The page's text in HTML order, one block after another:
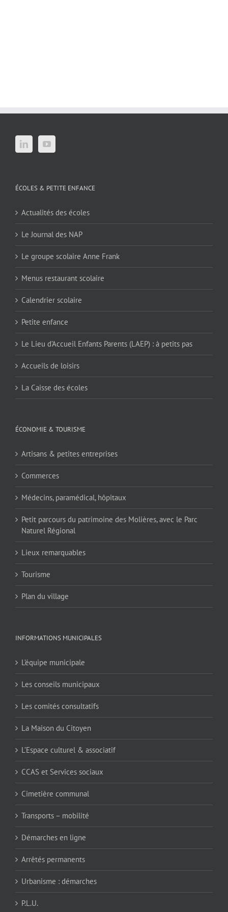
ÉCOLES & PETITE ENFANCE
Actualités des écoles
Le Journal des NAP
Le groupe scolaire Anne Frank
Menus restaurant scolaire
Calendrier scolaire
Petite enfance
Le Lieu d’Accueil Enfants Parents (LAEP) : à petits pas
Accueils de loisirs
La Caisse des écoles
ÉCONOMIE & TOURISME
Artisans & petites entreprises
Commerces
Médecins, paramédical, hôpitaux
Petit parcours du patrimoine des Molières, avec le Parc
Naturel Régional
Lieux remarquables
Tourisme
Plan du village
INFORMATIONS MUNICIPALES
L’équipe municipale
Les conseils municipaux
Les comités consultatifs
La Maison du Citoyen
L’Espace culturel & associatif
CCAS et Services sociaux
Cimetière communal
Transports – mobilité
Démarches en ligne
Arrêtés permanents
Urbanisme : démarches
P.L.U.